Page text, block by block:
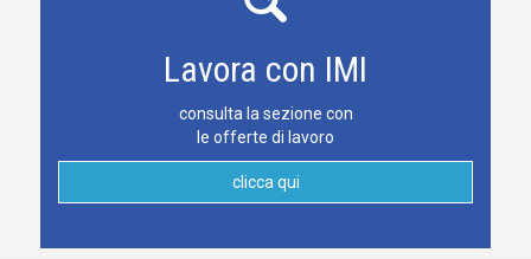
Lavora con IMI
consulta la sezione con
le offerte di lavoro
clicca qui